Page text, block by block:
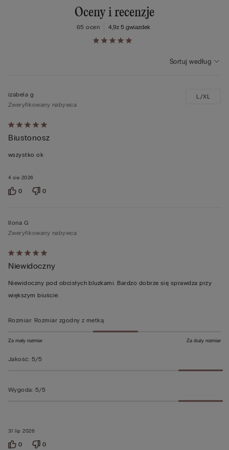
Oceny i recenzje
4,9z 5 gwiazdek
65 ocen
Sortuj według
Ocena
5
z
4 sie 2026
izabela g
Zweryfikowany nabywca
Biustonosz
wszystko ok
L/XL
0 0
Ocena
5
z
5
31 lip 2026
Ilona G
Zweryfikowany nabywca
Niewidoczny
Niewidoczny pod obcisłych bluzkami. Bardzo dobrze się sprawdza przy
większym biuście.
Rozmiar: Rozmiar zgodny z metką
Za mały rozmiar Za duży rozmiar
Jakość: 5/5
Wygoda: 5/5
0 0